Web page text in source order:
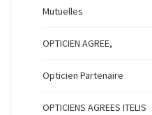
Mutuelles
OPTICIEN AGREE,
Opticien Partenaire
OPTICIENS AGREES ITELIS